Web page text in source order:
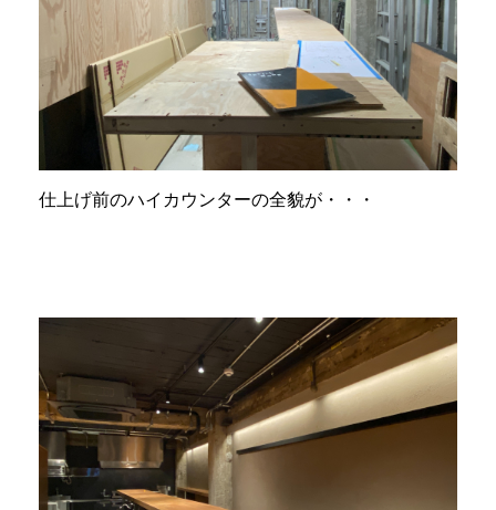
仕上げ前のハイカウンターの全貌が・・・